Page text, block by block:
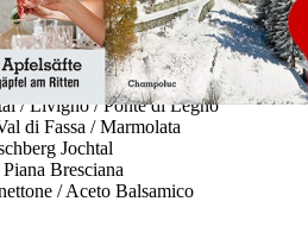
/ Livigno / Ponte di Legno
di Fassa / Marmolata
Jochtal
Bresciana
/ Aceto Balsamico